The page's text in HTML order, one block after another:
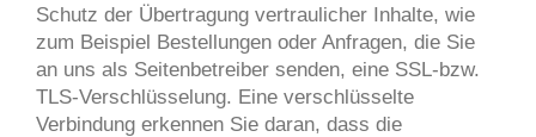
Schutz der Übertragung vertraulicher Inhalte, wie
zum Beispiel Bestellungen oder Anfragen, die Sie
an uns als Seitenbetreiber senden, eine SSL-bzw.
TLS-Verschlüsselung. Eine verschlüsselte
Verbindung erkennen Sie daran, dass die